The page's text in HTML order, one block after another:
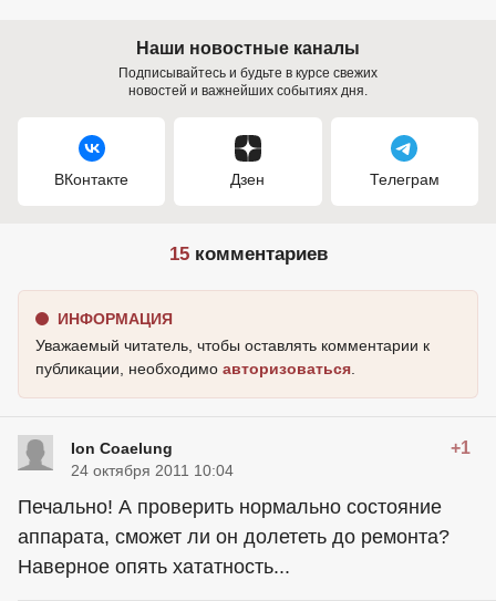
Наши новостные каналы
Подписывайтесь и будьте в курсе свежих
новостей и важнейших событиях дня.
ВКонтакте Дзен Телеграм
15комментариев
ИНФОРМАЦИЯ
Уважаемый читатель, чтобы оставлять комментарии к
публикации, необходимо авторизоваться
Ion Coaelung +1
24 октября 2011 10:04
Печально! А проверить нормально состояние
аппарата, сможет ли он долететь до ремонта?
Наверное опять хататность...